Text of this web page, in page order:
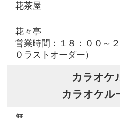
花茶屋
花々亭
営業時間：１８：００～
０ラストオーダー）
カラオケ
カラオケル